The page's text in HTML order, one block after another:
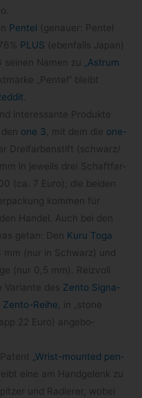
Pen­tel (genauer: Pen­tel
PLUS (eben­falls Japan)
Namen zu „Astrum
„Pen­tel“ bleibt
inter­es­sante Pro­dukte
den one 3 , mit dem die one-​
Drei­far­ben­stift (schwarz/​
in jeweils drei Schaft­far­
(ca. 7 Euro); die bei­den
kom­men für
Han­del. Auch bei den
getan: Den Kuru Toga
(nur in Schwarz) und
(nur 0,5 mm). Reiz­voll
Vari­ante des Zento Signa­
Zento-​Reihe , in „stone
22 Euro) ange­bo­
„Wrist-​mounted pen­
eine am Hand­ge­lenk zu
und Radie­rer, wobei